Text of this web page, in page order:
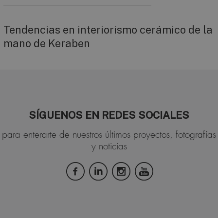
Tendencias en interiorismo cerámico de la
mano de Keraben
SÍGUENOS EN REDES SOCIALES
para enterarte de nuestros últimos proyectos, fotografías
y noticias